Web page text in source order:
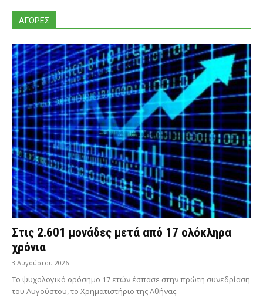
ΑΓΟΡΕΣ
Στις 2.601 μονάδες μετά από 17 ολόκληρα
χρόνια
3 Αυγούστου 2026
Το ψυχολογικό ορόσημο 17 ετών έσπασε στην πρώτη συνεδρίαση
του Αυγούστου, το Χρηματιστήριο της Αθήνας.